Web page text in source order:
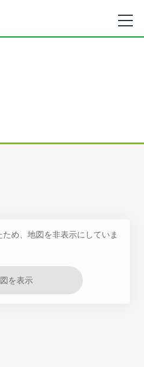
め、地図を非表示にしていま
を表示